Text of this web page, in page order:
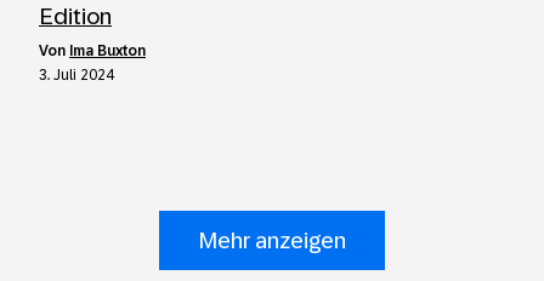
Edition
von Ima Buxton
3. Juli 2024
Mehr anzeigen